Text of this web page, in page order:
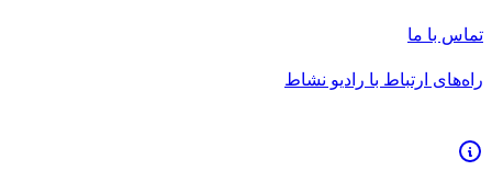
تماس با ما
راه‌های ارتباط با رادیو نشاط